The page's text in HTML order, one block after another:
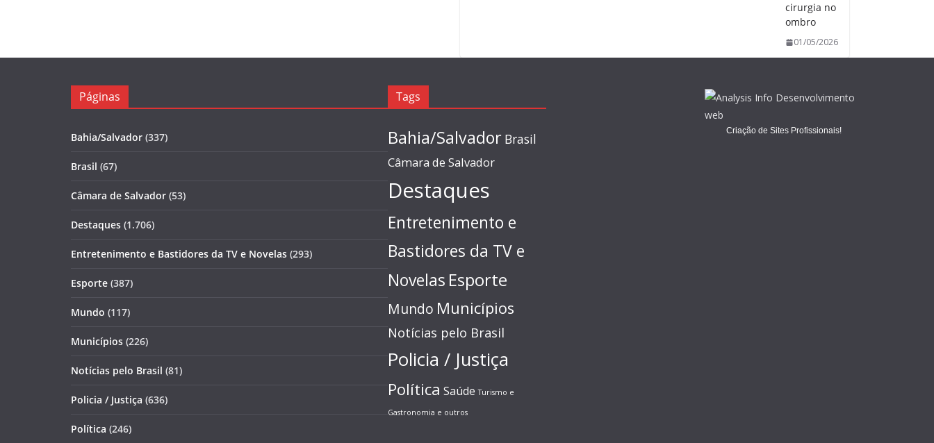
cirurgia no
ombro
01/05/2026
Páginas
Bahia/Salvador (337)
Brasil (67)
Câmara de Salvador (53)
Destaques (1.706)
Entretenimento e Bastidores da TV e Novelas (293)
Esporte (387)
Mundo (117)
Municípios (226)
Notícias pelo Brasil (81)
Policia / Justiça (636)
Política (246)
Tags
Bahia/Salvador Brasil
Câmara de Salvador
Destaques
Entretenimento e
Bastidores da TV e
Novelas Esporte
Mundo Municípios
Notícias pelo Brasil
Policia / Justiça
Política Saúde Turismo e
Gastronomia e outros
Criação de Sites Profissionais!